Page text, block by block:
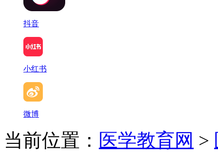
抖音
小红书
微博
当前位置： 医学教育网 >